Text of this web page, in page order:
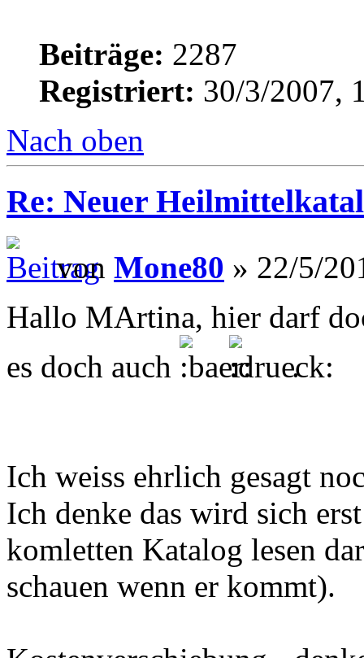
Beiträge: 2287
Registriert: 30/3/2007,
Nach oben
Re: Neuer
von Mone80 » 22/5/
Hallo MArtina, hier darf
es doch auch
.
Ich weiss ehrlich gesagt
Ich denke das wird sich
komletten Katalog lesen
schauen wenn er kommt).